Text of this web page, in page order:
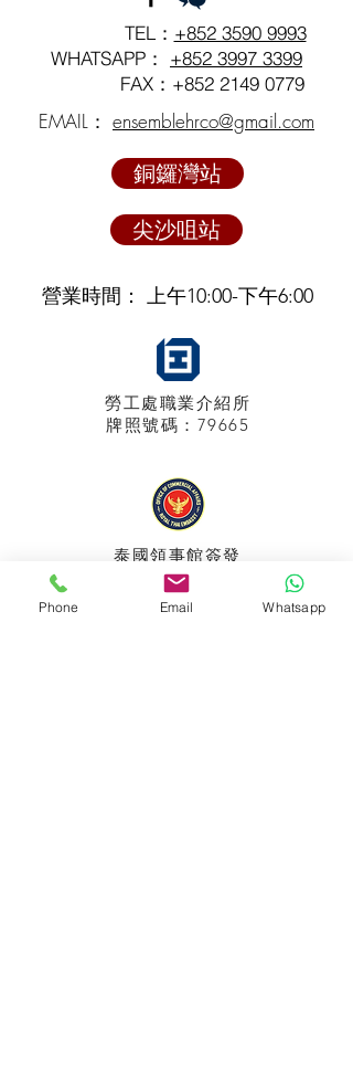
Language 語言：
TEL： +852 3590 9993
WHATSAPP： +852 3997 3399
FAX：+852 2149 0779
EMAIL： ensemblehrco@gmail.com
銅鑼灣站
尖沙咀站
營業時間： 上午10:00-下午6:00
勞工處職業介紹所
牌照號碼：79665
泰國領事館簽發
特許經營牌照號碼：048/2025
Phone Email Whatsapp